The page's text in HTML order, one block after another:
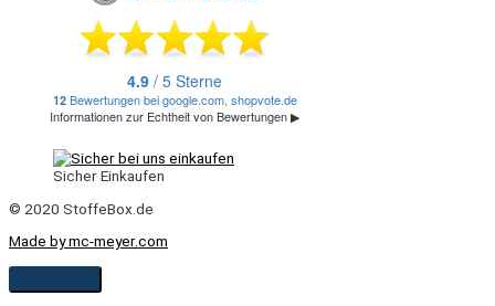
Sicher Einkaufen
© 2020 StoffeBox.de
Made by mc-meyer.com